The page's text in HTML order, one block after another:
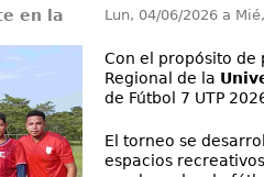
en la
Lun, 04/06/2026a
Con el propósito de
Regional de la
de Fútbol 7 UTP
El torneo se
espacios